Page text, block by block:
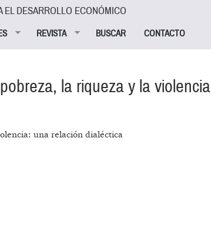
EL DESARROLLO ECONÓMICO
REVISTA BUSCAR CONTACTO
la riqueza y la violencia
una relación dialéctica